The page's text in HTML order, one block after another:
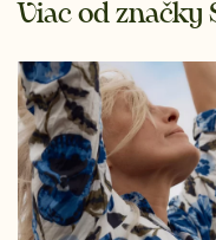
Viac od značky